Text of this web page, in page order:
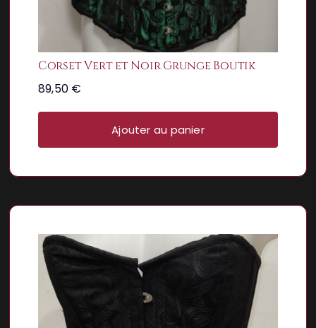
Corset Vert et Noir Grunge Boutik
89,50 €
Ajouter au panier